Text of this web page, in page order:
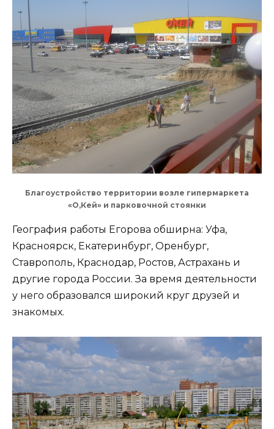
Благоустройство территории возле гипермаркета
«О,Кей» и парковочной стоянки
География работы Егорова обширна: Уфа,
Красноярск, Екатеринбург, Оренбург,
Ставрополь, Краснодар, Ростов, Астрахань и
другие города России. За время деятельности
у него образовался широкий круг друзей и
знакомых.